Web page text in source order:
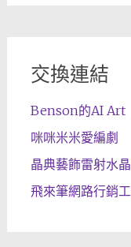
交換連結
Benson的AI Art
咪咪米米愛編劇
晶典藝飾雷射水
飛來筆網路行銷